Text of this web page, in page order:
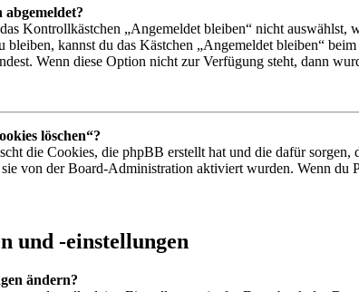
Kontrollkästchen „Angemeldet bleiben“ nicht
bleiben, kannst du das Kästchen „Angemeldet bleiben“
Wenn diese Option nicht zur Verfügung steht, dann
löschen“?
die Cookies, die phpBB erstellt hat und die dafür
sie von der Board-Administration aktiviert wurden. Wenn
und -einstellungen
ändern?